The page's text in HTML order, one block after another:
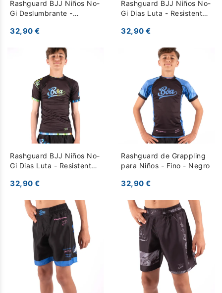
Rashguard BJJ Niños No-
Gi Deslumbrante -
Entrenamiento - Negro
32,90 €
Rashguard BJJ Niños No-
Gi Dias Luta - Resistente
oscuro
32,90 €
Rashguard BJJ Niños No-
Gi Dias Luta - Resistente
Negro Multicolor
32,90 €
Rashguard de Grappling
para Niños - Fino - Negro
32,90 €